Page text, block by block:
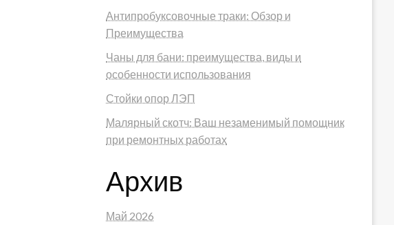
Антипробуксовочные траки: Обзор и
Преимущества
Чаны для бани: преимущества, виды и
особенности использования
Стойки опор ЛЭП
Малярный скотч: Ваш незаменимый помощник
при ремонтных работах
Архив
Май 2026